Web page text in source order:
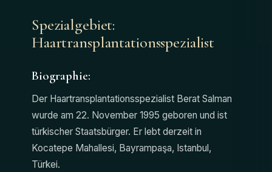
Spezialgebiet:
Haartransplantationsspezialist
Biographie:
Der Haartransplantationsspezialist Berat Salman
wurde am 22. November 1995 geboren und ist
türkischer Staatsbürger. Er lebt derzeit in
Kocatepe Mahallesi, Bayrampaşa, Istanbul,
Türkei.